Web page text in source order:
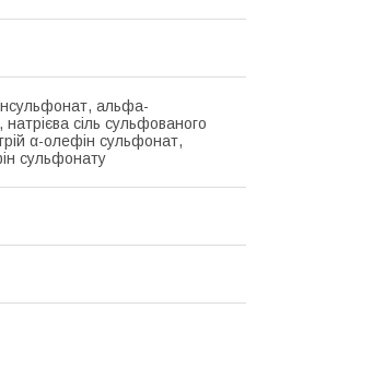
альфа-
сіль сульфованого
α-олефін сульфонат,
сульфонату